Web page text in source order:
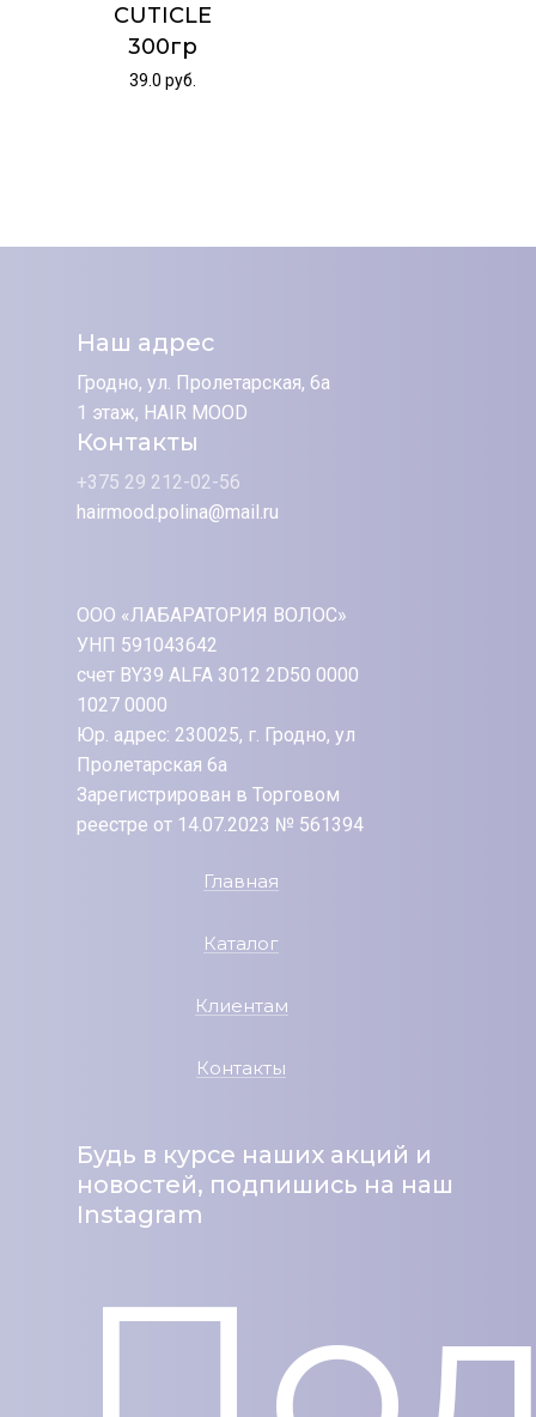
CUTICLE
300гр
39.0 руб.
Наш адрес
Гродно, ул. Пролетарская, 6а
1 этаж, HAIR MOOD
Контакты
+375 29 212-02-56
hairmood.polina@mail.ru
ООО «ЛАБАРАТОРИЯ ВОЛОС»
УНП 591043642
счет BY39 ALFA 3012 2D50 0000
1027 0000
Юр. адрес: 230025, г. Гродно, ул
Пролетарская 6а
Зарегистрирован в Торговом
реестре от 14.07.2023 № 561394
Главная
Каталог
Клиентам
Контакты
Будь в курсе наших акций и
новостей, подпишись на наш
Instagram